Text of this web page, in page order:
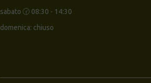
sabato 🕝 08:30 - 14:30
domenica: chiuso